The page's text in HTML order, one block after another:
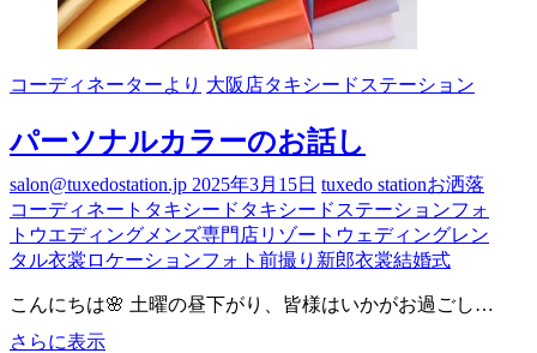
店
よ
お
ら
コーディネーターより 大阪店タキシードステーション
パーソナルカラーのお話し
salon@tuxedostation.jp 2025年3月15日 tuxedo stationお洒落
コーディネート タキシード タキシードステーションフォ
トウエディング メンズ専門店リゾートウェディングレン
タル衣裳 ロケーションフォト 前撮り 新郎衣裳結婚式
こんにちは🌸 土曜の昼下がり、皆様はいかがお過ごし…
さらに表示パ